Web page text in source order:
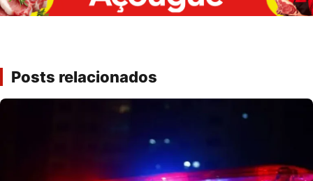
Posts relacionados